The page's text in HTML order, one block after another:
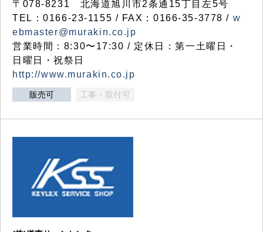
〒078-8231 北海道旭川市2条通15丁目左5号
TEL：0166-23-1155 / FAX：0166-35-3778 / w
ebmaster@murakin.co.jp
営業時間：8:30〜17:30 / 定休日：第一土曜日・
日曜日・祝祭日
http://www.murakin.co.jp
販売可 工事・取付可